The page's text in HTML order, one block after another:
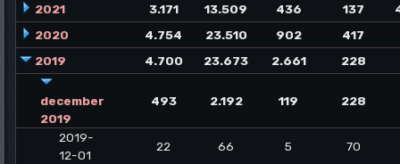
2021
3.171 13.509 436 137
2020
4.754 23.510 902
417
2019
4.700 23.673 2.661 228
december
2019
493 2.192 119 228
2019-
12-01
22 66 5
70